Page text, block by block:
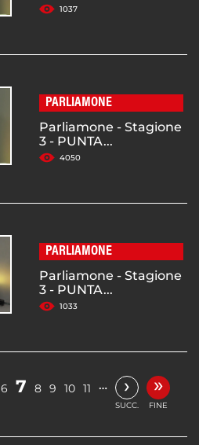
1037
PARLIAMONE
Parliamone - Stagione
3 - PUNTA...
4050
PARLIAMONE
Parliamone - Stagione
3 - PUNTA...
1033
6 7 8 9 10 11 … ›
SUCC.
»
FINE